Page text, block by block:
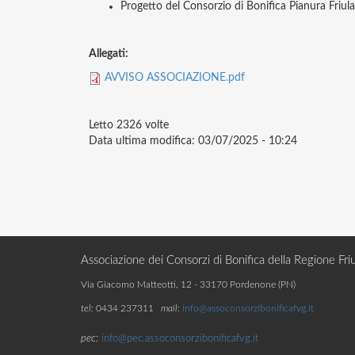
Progetto del Consorzio di Bonifica Pianura
Allegati:
AVVISO ASSOCIAZIONE.pdf
Letto 2326 volte
Data ultima modifica: 03/07/2025 - 10:24
Associazione dei Consorzi di Bonifica della Regione
Via Giacomo Matteotti, 12 - 33170 Pordenone (PN)
tel: 0434 237311 mail: info@assoconsorzibonificafvg.it
pec: info@pec.assoconsorzibonificafvg.it